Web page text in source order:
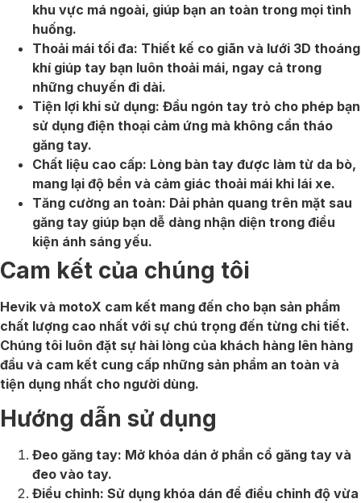
khu vực má ngoài, giúp bạn an toàn trong mọi tình
huống.
Thoải mái tối đa: Thiết kế co giãn và lưới 3D thoáng
khí giúp tay bạn luôn thoải mái, ngay cả trong
những chuyến đi dài.
Tiện lợi khi sử dụng: Đầu ngón tay trỏ cho phép bạn
sử dụng điện thoại cảm ứng mà không cần tháo
găng tay.
Chất liệu cao cấp: Lòng bàn tay được làm từ da bò,
mang lại độ bền và cảm giác thoải mái khi lái xe.
Tăng cường an toàn: Dải phản quang trên mặt sau
găng tay giúp bạn dễ dàng nhận diện trong điều
kiện ánh sáng yếu.
Cam kết của chúng tôi
Hevik và motoX cam kết mang đến cho bạn sản phẩm
chất lượng cao nhất với sự chú trọng đến từng chi tiết.
Chúng tôi luôn đặt sự hài lòng của khách hàng lên hàng
đầu và cam kết cung cấp những sản phẩm an toàn và
tiện dụng nhất cho người dùng.
Hướng dẫn sử dụng
Đeo găng tay: Mở khóa dán ở phần cổ găng tay và
đeo vào tay.
Điều chỉnh: Sử dụng khóa dán để điều chỉnh độ vừa